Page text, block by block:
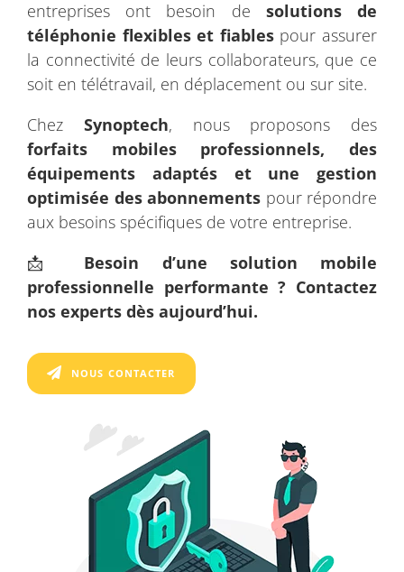
entreprises ont besoin de solutions de
téléphonie flexibles et fiablespour assurer
la connectivité de leurs collaborateurs, que ce
soit en télétravail, en déplacement ou sur site.
Chez Synoptech, nous proposons des
forfaits mobiles professionnels, des
équipements adaptés et une gestion
optimisée des abonnements pour répondre
aux besoins spécifiques de votre entreprise.
📩 Besoin d’une solution mobile
professionnelle performante ? Contactez
nos experts dès aujourd’hui.
NOUS CONTACTER